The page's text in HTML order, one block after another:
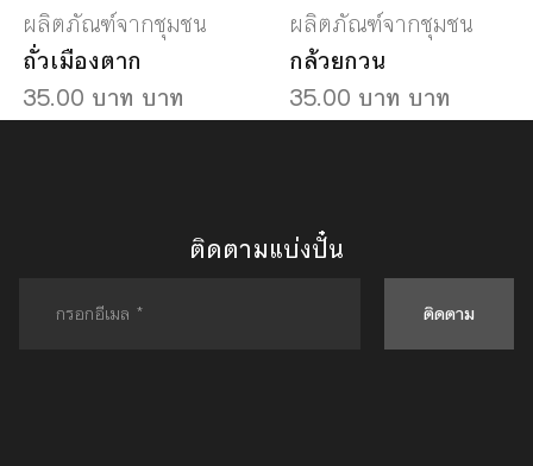
ผลิตภัณฑ์จากชุมชน
ถั่วเมืองตาก
35.00 บาท บาท
ผลิตภัณฑ์จากชุมชน
กล้วยกวน
35.00 บาท บาท
ติดตามแบ่งปั๋น
ติดตาม